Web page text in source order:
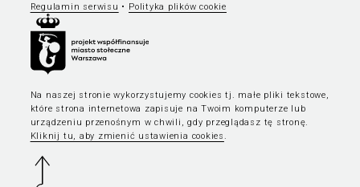
Regulamin serwisu • Polityka plików cookie
Na naszej stronie wykorzystujemy cookies tj. małe pliki tekstowe,
które strona internetowa zapisuje na Twoim komputerze lub
urządzeniu przenośnym w chwili, gdy przeglądasz tę stronę.
Kliknij tu, aby zmienić ustawienia cookies.